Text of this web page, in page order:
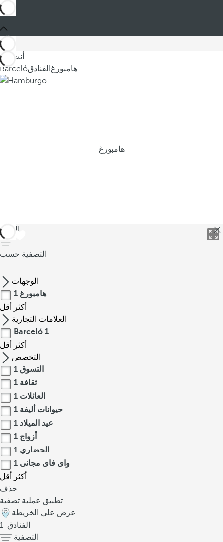
أنت في
Barcelóالفنادق هامبورغ
هامبورغ
العودة
التصفية حسب
الوجهات
هامبورغ 1
أكثر
أقل
العلامات التجارية
Barceló 1
أكثر
أقل
التخصص
التسوق 1
ثقافة 1
العائلات 1
حيوانات أليفة 1
عيد الميلاد 1
أزواج 1
الحضاري 1
واى فاى مجانى 1
أكثر
أقل
حذف
تطبيق عملية تصفية
عرض على الخريطة
1 الفنادق
التصفية